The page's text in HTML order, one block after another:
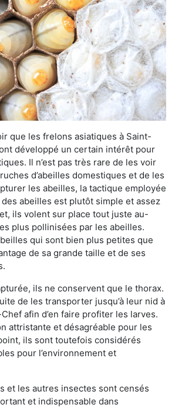
que les frelons asiatiques à Saint-
développé un certain intérêt pour
Il n’est pas très rare de les voir
d’abeilles domestiques et de les
les abeilles, la tactique employée
abeilles est plutôt simple et assez
ils volent sur place tout juste au-
plus pollinisées par les abeilles.
qui sont bien plus petites que
de sa grande taille et de ses
ils ne conservent que le thorax.
de les transporter jusqu’à leur nid à
afin d’en faire profiter les larves.
attristante et désagréable pour les
ils sont toutefois considérés
pour l’environnement et
et les autres insectes sont censés
et indispensable dans